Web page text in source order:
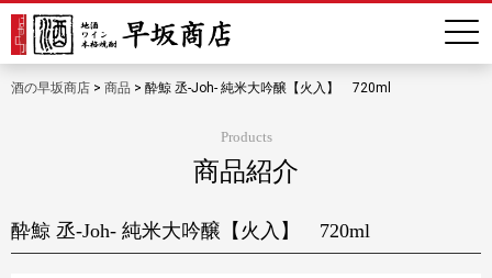
酒の早坂商店 > 商品 > 酔鯨 丞-Joh- 純米大吟醸【火入】 720ml
Products
商品紹介
酔鯨 丞-Joh- 純米大吟醸【火入】 720ml